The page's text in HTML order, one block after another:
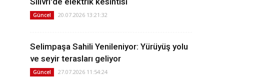
Güncel 20.07.2026 13:21:32
Selimpaşa Sahili Yenileniyor: Yürüyüş yolu
ve seyir terasları geliyor
Güncel 27.07.2026 11:54:24